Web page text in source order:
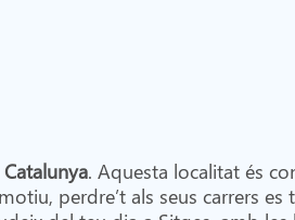
Catalunya. Aquesta localitat és
perdre’t als seus carrers es